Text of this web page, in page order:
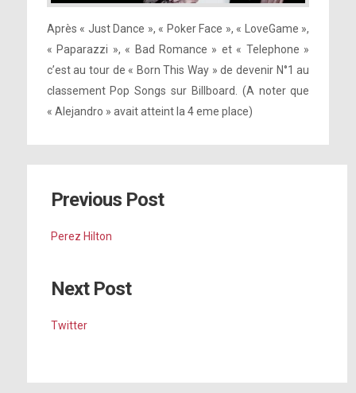
Après « Just Dance », « Poker Face », « LoveGame »,
« Paparazzi », « Bad Romance » et « Telephone »
c’est au tour de « Born This Way » de devenir N°1 au
classement Pop Songs sur Billboard. (A noter que
« Alejandro » avait atteint la 4 eme place)
Previous Post
Perez Hilton
Next Post
Twitter